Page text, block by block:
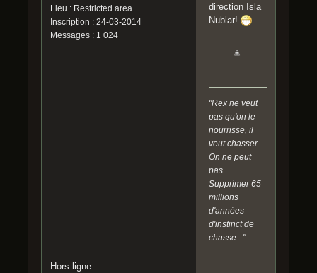
Lieu : Restricted area
Inscription : 24-03-2014
Messages : 1 024
direction Isla
Nublar!
"Rex ne veut
pas qu'on le
nourrisse, il
veut chasser.
On ne peut
pas...
Supprimer 65
millions
d'années
d'instinct de
chasse..."
Hors ligne